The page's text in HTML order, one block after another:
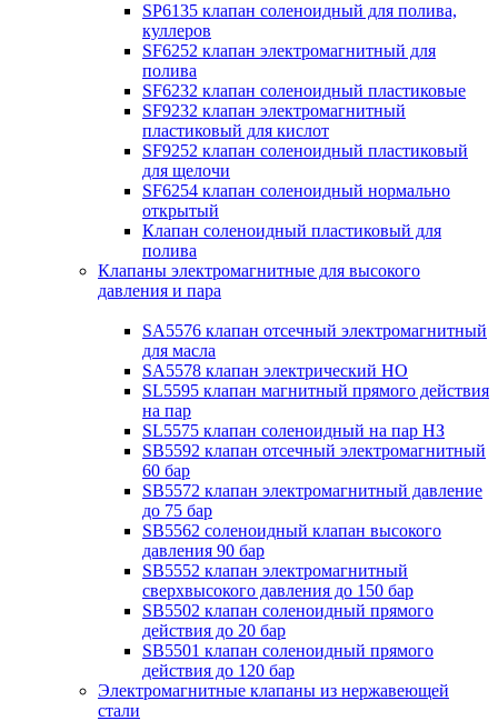
SP6135 клапан соленоидный для полива,
куллеров
SF6252 клапан электромагнитный для
полива
SF6232 клапан соленоидный пластиковые
SF9232 клапан электромагнитный
пластиковый для кислот
SF9252 клапан соленоидный пластиковый
для щелочи
SF6254 клапан соленоидный нормально
открытый
Клапан соленоидный пластиковый для
полива
Клапаны электромагнитные для высокого
давления и пара
SA5576 клапан отсечный электромагнитный
для масла
SA5578 клапан электрический НО
SL5595 клапан магнитный прямого действия
на пар
SL5575 клапан соленоидный на пар НЗ
SB5592 клапан отсечный электромагнитный
60 бар
SB5572 клапан электромагнитный давление
до 75 бар
SB5562 соленоидный клапан высокого
давления 90 бар
SB5552 клапан электромагнитный
сверхвысокого давления до 150 бар
SB5502 клапан соленоидный прямого
действия до 20 бар
SB5501 клапан соленоидный прямого
действия до 120 бар
Электромагнитные клапаны из нержавеющей
стали